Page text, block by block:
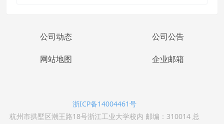
公司动态 公司公告
网站地图 企业邮箱
浙ICP备14004461号
杭州市拱墅区潮王路18号浙江工业大学校内 邮编：310014 总